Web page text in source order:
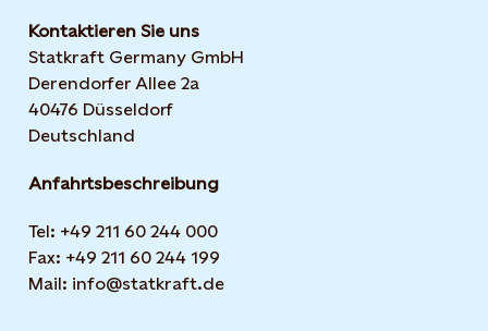
Kontaktieren Sie uns
Statkraft Germany GmbH
Derendorfer Allee 2a
40476 Düsseldorf
Deutschland
Anfahrtsbeschreibung
Tel: +49 211 60 244 000
Fax: +49 211 60 244 199
Mail: info@statkraft.de